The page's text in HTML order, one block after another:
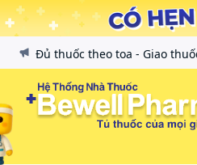
Đủ thuốc theo toa - Giao